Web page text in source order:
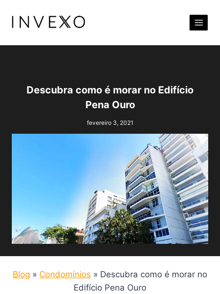
para
Conteúdo
Descubra como é morar no Edifício
Pena Ouro
fevereiro 3, 2021
Blog » Condomínios » Descubra como é morar no
Edifício Pena Ouro